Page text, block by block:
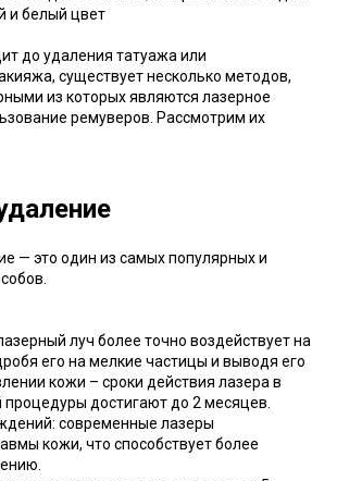
и белый цвет
до удаления татуажа или
существует несколько методов,
из которых являются лазерное
ремуверов. Рассмотрим их
— это один из самых популярных и
луч более точно воздействует на
его на мелкие частицы и выводя его
кожи – сроки действия лазера в
процедуры достигают до 2 месяцев.
современные лазеры
кожи, что способствует более